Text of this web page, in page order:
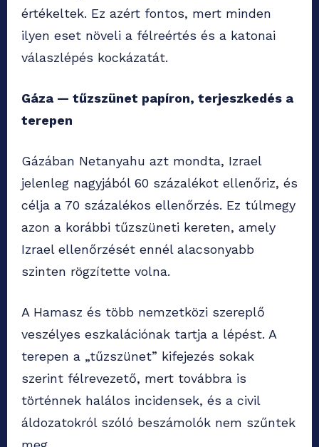
értékeltek. Ez azért fontos, mert minden
ilyen eset növeli a félreértés és a katonai
válaszlépés kockázatát.
Gáza — tűzszünet papíron, terjeszkedés a
terepen
Gázában Netanyahu azt mondta, Izrael
jelenleg nagyjából 60 százalékot ellenőriz, és
célja a 70 százalékos ellenőrzés. Ez túlmegy
azon a korábbi tűzszüneti kereten, amely
Izrael ellenőrzését ennél alacsonyabb
szinten rögzítette volna.
A Hamasz és több nemzetközi szereplő
veszélyes eszkalációnak tartja a lépést. A
terepen a „tűzszünet” kifejezés sokak
szerint félrevezető, mert továbbra is
történnek halálos incidensek, és a civil
áldozatokról szóló beszámolók nem szűntek